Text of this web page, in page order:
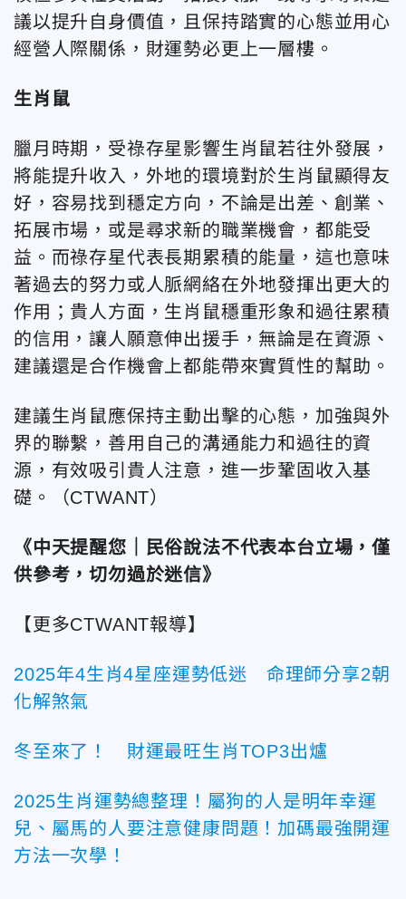
議以提升自身價值，且保持踏實的心態並用心
經營人際關係，財運勢必更上一層樓。
生肖鼠
臘月時期，受祿存星影響生肖鼠若往外發展，
將能提升收入，外地的環境對於生肖鼠顯得友
好，容易找到穩定方向，不論是出差、創業、
拓展市場，或是尋求新的職業機會，都能受
益。而祿存星代表長期累積的能量，這也意味
著過去的努力或人脈網絡在外地發揮出更大的
作用；貴人方面，生肖鼠穩重形象和過往累積
的信用，讓人願意伸出援手，無論是在資源、
建議還是合作機會上都能帶來實質性的幫助。
建議生肖鼠應保持主動出擊的心態，加強與外
界的聯繫，善用自己的溝通能力和過往的資
源，有效吸引貴人注意，進一步鞏固收入基
礎。（CTWANT）
《中天提醒您｜民俗說法不代表本台立場，僅
供參考，切勿過於迷信》
【更多CTWANT報導】
2025年4生肖4星座運勢低迷 命理師分享2朝
化解煞氣
冬至來了！ 財運最旺生肖TOP3出爐
2025生肖運勢總整理！屬狗的人是明年幸運
兒、屬馬的人要注意健康問題！加碼最強開運
方法一次學！